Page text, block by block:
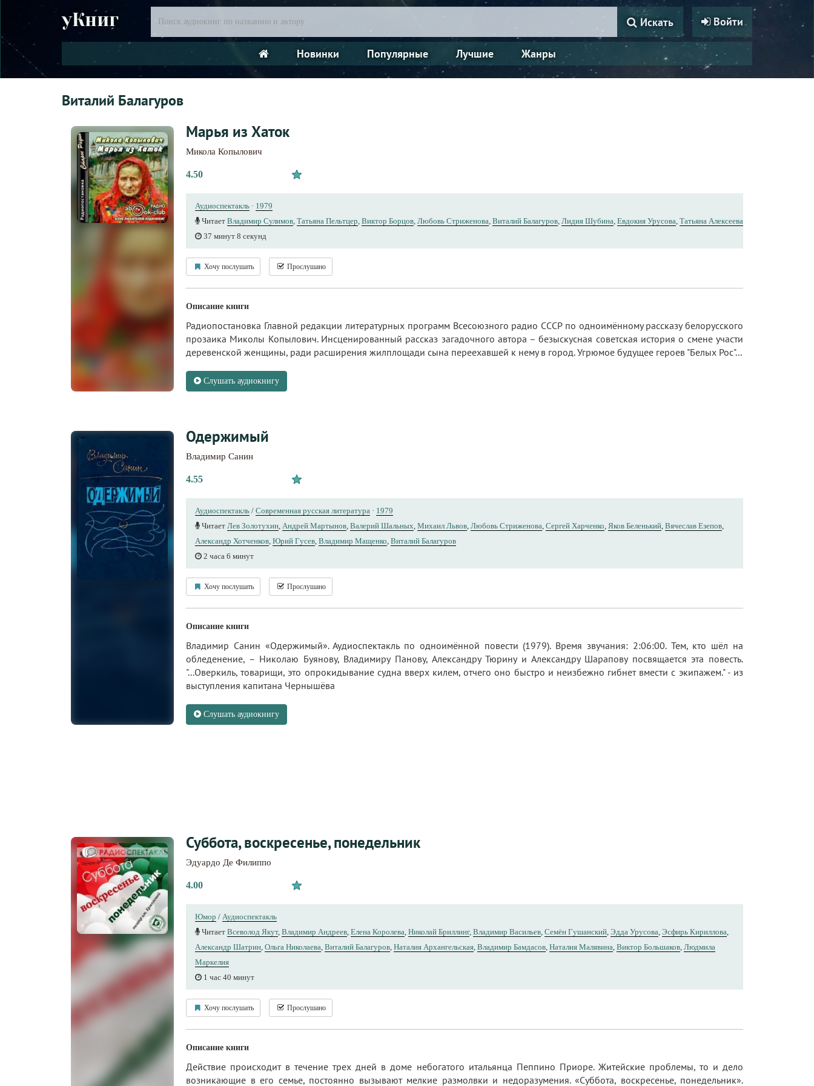
уКниг Войти
Искать
Новинки Популярные Лучшие Жанры
Виталий Балагуров
Марья из Хаток
Микола Копылович
4.50
Аудиоспектакль · 1979
Читает Владимир Сулимов, Татьяна Пельтцер, Виктор Борцов, Любовь Стриженова, Виталий Балагуров, Лидия Шубина, Евдокия Урусова, Татьяна Алексеева
37 минут 8 секунд
Хочу послушать Прослушано
Описание книги
Радиопостановка Главной редакции литературных программ Всесоюзного радио СССР по одноимённому рассказу белорусского
прозаика Миколы Копылович. Инсценированный рассказ загадочного автора – безыскусная советская история о смене участи
деревенской женщины, ради расширения жилплощади сына переехавшей к нему в город. Угрюмое будущее героев "Белых Рос"...
Слушать аудиокнигу
Одержимый
Владимир Санин
4.55
Аудиоспектакль / Современная русская литература · 1979
Читает Лев Золотухин, Андрей Мартынов, Валерий Шальных, Михаил Львов, Любовь Стриженова, Сергей Харченко, Яков Беленький, Вячеслав Езепов,
Александр Хотченков, Юрий Гусев, Владимир Мащенко, Виталий Балагуров
2 часа 6 минут
Хочу послушать Прослушано
Описание книги
Владимир Санин «Одержимый». Аудиоспектакль по одноимённой повести (1979). Время звучания: 2:06:00. Тем, кто шёл на
обледенение, – Николаю Буянову, Владимиру Панову, Александру Тюрину и Александру Шарапову посвящается эта повесть.
"...Оверкиль, товарищи, это опрокидывание судна вверх килем, отчего оно быстро и неизбежно гибнет вмести с экипажем." - из
выступления капитана Чернышёва
Слушать аудиокнигу
Суббота, воскресенье, понедельник
Эдуардо Де Филиппо
4.00
Юмор / Аудиоспектакль
Читает Всеволод Якут, Владимир Андреев, Елена Королева, Николай Бриллинг, Владимир Васильев, Семён Гушанский, Эдда Урусова, Эсфирь Кириллова,
Александр Шатрин, Ольга Николаева, Виталий Балагуров, Наталия Архангельская, Владимир Бамдасов, Наталия Малявина, Виктор Большаков, Людмила
Маркелия
1 час 40 минут
Хочу послушать Прослушано
Описание книги
Действие происходит в течение трех дней в доме небогатого итальянца Пеппино Приоре. Житейские проблемы, то и дело
возникающие в его семье, постоянно вызывают мелкие размолвки и недоразумения. «Суббота, воскресенье, понедельник».